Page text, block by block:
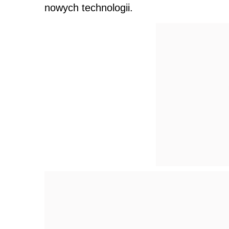
nowych technologii.